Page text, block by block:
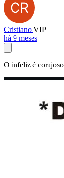
Cristiano VIP
há 9 meses
O infeliz é corajoso